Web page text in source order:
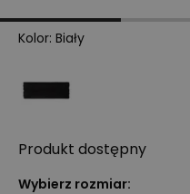
Kolor: Biały
Produkt dostępny
Wybierz rozmiar: